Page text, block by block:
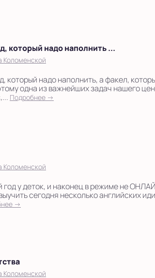
который надо наполнить ...
Коломенской
который надо наполнить, а факел,
одна из важнейших задач нашего
Подробнее →
Коломенской
год у деток, и наконец в режиме не
сегодня несколько английских
→
Коломенской